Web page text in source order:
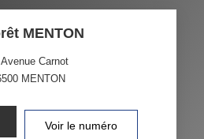
MENTON
Avenue Carnot
MENTON
Voir le numéro